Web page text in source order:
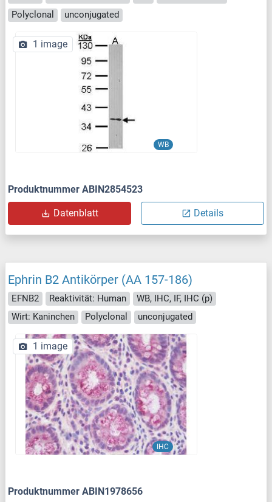
Polyclonal
unconjugated
WB
1 image
Produktnummer ABIN2854523
Datenblatt Details
Ephrin B2 Antikörper (AA 157-186)
EFNB2 Reaktivität: Human
WB, IHC, IF, IHC (p)
Wirt: Kaninchen
Polyclonal unconjugated
IHC
1 image
Produktnummer ABIN1978656